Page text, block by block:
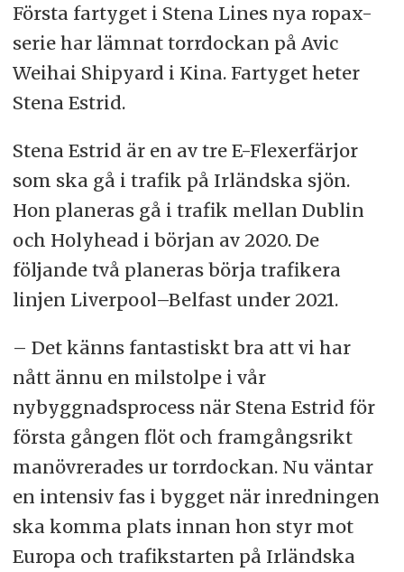
Första fartyget i Stena Lines nya ropax-
serie har lämnat torrdockan på Avic
Weihai Shipyard i Kina. Fartyget heter
Stena Estrid.
Stena Estrid är en av tre E-Flexerfärjor
som ska gå i trafik på Irländska sjön.
Hon planeras gå i trafik mellan Dublin
och Holyhead i början av 2020. De
följande två planeras börja trafikera
linjen Liverpool–Belfast under 2021.
– Det känns fantastiskt bra att vi har
nått ännu en milstolpe i vår
nybyggnadsprocess när Stena Estrid för
första gången flöt och framgångsrikt
manövrerades ur torrdockan. Nu väntar
en intensiv fas i bygget när inredningen
ska komma plats innan hon styr mot
Europa och trafikstarten på Irländska